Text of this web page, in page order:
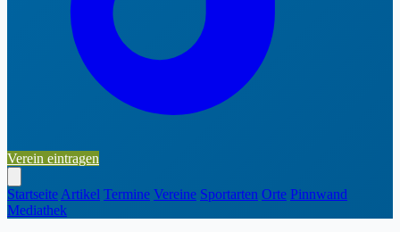
Verein eintragen
Startseite Artikel Termine Vereine Sportarten Orte Pinnwand
Mediathek